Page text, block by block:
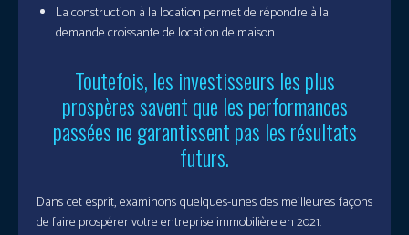
La construction à la location permet de répondre à la
demande croissante de location de maison
Toutefois, les investisseurs les plus
prospères savent que les performances
passées ne garantissent pas les résultats
futurs.
Dans cet esprit, examinons quelques-unes des meilleures façons
de faire prospérer votre entreprise immobilière en 2021.